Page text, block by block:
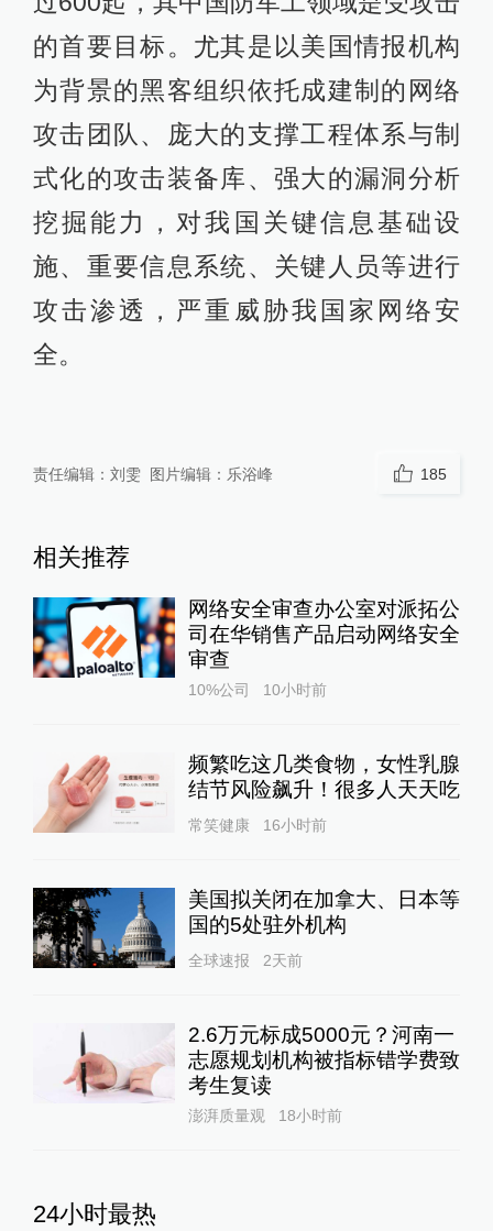
的首要目标。尤其是以美国情报机构
为背景的黑客组织依托成建制的网络
攻击团队、庞大的支撑工程体系与制
式化的攻击装备库、强大的漏洞分析
挖掘能力，对我国关键信息基础设
施、重要信息系统、关键人员等进行
攻击渗透，严重威胁我国家网络安
全。
责任编辑： 刘雯 图片编辑： 乐浴峰 185
相关推荐
网络安全审查办公室对派拓公
司在华销售产品启动网络安全
审查
10%公司 10小时前
频繁吃这几类食物，女性乳腺
结节风险飙升！很多人天天吃
常笑健康 16小时前
美国拟关闭在加拿大、日本等
国的5处驻外机构
全球速报 2天前
2.6万元标成5000元？河南一
志愿规划机构被指标错学费致
考生复读
澎湃质量观 18小时前
24小时最热